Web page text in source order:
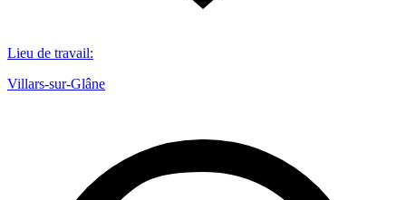
Lieu de travail:
Villars-sur-Glâne